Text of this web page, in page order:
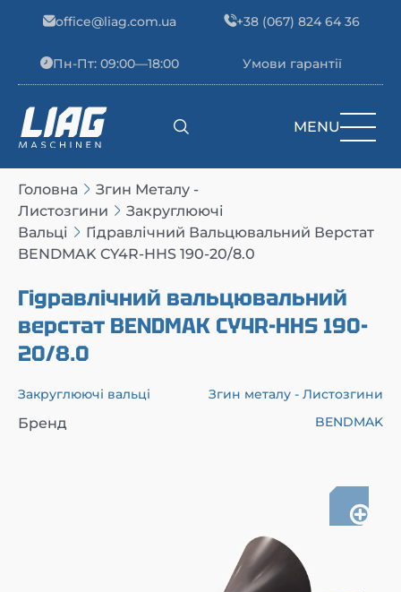
office@liag.com.ua +38 (067) 824 64 36
Пн-Пт: 09:00—18:00 Умови гарантії
Main Navigation MENU
Головна
Згин Металу -
Листозгини
Закруглюючі
Вальці
Гідравлічний Вальцювальний Верстат
BENDMAK CY4R-HHS 190-20/8.0
Гідравлічний вальцювальний
верстат BENDMAK CY4R-HHS 190-
20/8.0
Закруглюючі вальці Згин металу - Листозгини
Бренд BENDMAK